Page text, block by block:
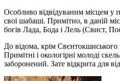
Особливо відвідуваним місцем у
свої шабаші. Примітно, в даній
богів Лада, Бода і Лель (Свист,
До відома, крім Свєнтокшиського
Примітні і окологірні молоді
заборонений. Зате відкрита для